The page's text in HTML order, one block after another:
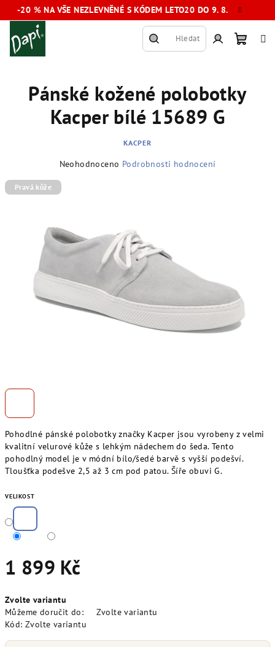
Přejít
na
-20 % NA VŠE NEZLEVNĚNÉ S KÓDEM LETO20 DO 9. 8.
Hledat
košík
Pohodlné pánské polobotky značky Kacper jsou vyrobeny z velmi
kvalitní velurové kůže s lehkým nádechem do šeda. Tento
pohodlný model je v módní bílo/šedé barvě s vyšší podešví.
Tloušťka podešve 2,5 až 3 cm pod patou. Šíře obuvi G.
VELIKOST
1 899 Kč
cena:
Zvolte variantu
Můžeme doručit do:
Zvolte variantu
Kód: Zvolte variantu
Pánské kožené polobotky
Kacper bílé 15689 G
KACPER
produktu
hvězdiček.
Neohodnoceno Podrobnosti hodnocení
Pravá kůže